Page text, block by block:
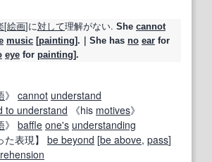
[絵画]に対して理解がない. She cannot
music [painting].｜She has no ear for
eye for painting].
》 cannot understand
to understand 《his motives》
》 baffle one's understanding
た表現】 be beyond [be above, pass]